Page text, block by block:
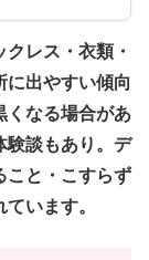
レス・衣類・
に出やすい傾向
くなる場合があ
験談もあり。デ
こと・こすらず
います。